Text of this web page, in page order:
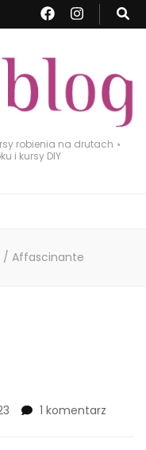
robienia na drutach ⋆
i kursy DIY
/ Affascinante
1 komentarz